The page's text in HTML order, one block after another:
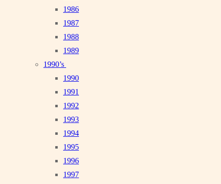
1986
1987
1988
1989
1990’s
1990
1991
1992
1993
1994
1995
1996
1997